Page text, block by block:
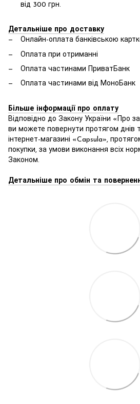
від 300 грн.
Детальніше про доставку
Онлайн-оплата банківською
Оплата при отриманні
Оплата частинами ПриватБанк
Оплата частинами від МоноБанк
Більше інформації про оплату
Відповідно до Закону України «Про
ви можете повернути протягом днів
інтернет-магазині «Capsula»,
покупки, за умови виконання всіх
Законом.
Детальніше про обмін та